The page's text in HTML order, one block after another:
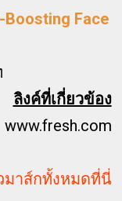
Boosting Face
ลิงค์ที่เกี่ยวข้อง
www.fresh.com
มาส์กทั้งหมดที่นี่